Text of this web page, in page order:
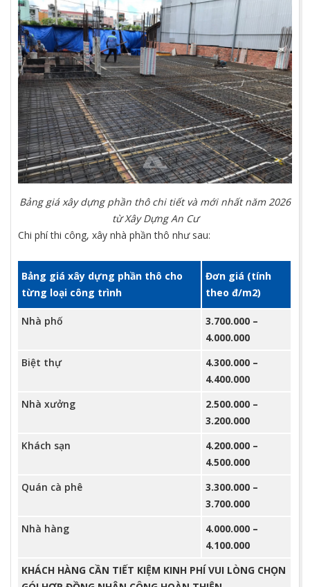
Bảng giá xây dựng phần thô chi tiết và mới nhất năm 2026
từ Xây Dựng An Cư
Chi phí thi công, xây nhà phần thô như sau:
Bảng giá xây dựng phần thô cho
từng loại công trình
Đơn giá (tính
theo đ/m2)
Nhà phố
3.700.000 –
4.000.000
Biệt thự
4.300.000 –
4.400.000
Nhà xưởng
2.500.000 –
3.200.000
Khách sạn
4.200.000 –
4.500.000
Quán cà phê
3.300.000 –
3.700.000
Nhà hàng
4.000.000 –
4.100.000
KHÁCH HÀNG CẦN TIẾT KIỆM KINH PHÍ VUI LÒNG CHỌN